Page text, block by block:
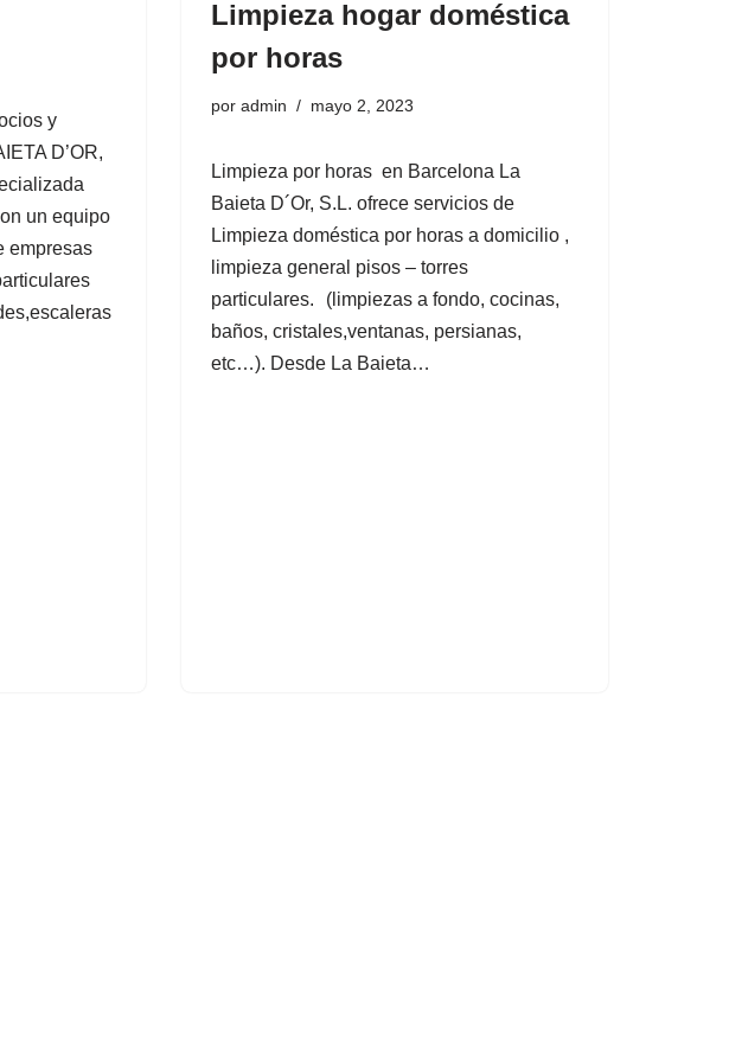
y
D’OR,
un equipo
empresas
Limpieza hogar doméstica
por horas
por admin mayo 2, 2023
Limpieza por horas en Barcelona La
Baieta D´Or, S.L. ofrece servicios de
Limpieza doméstica por horas a domicilio ,
limpieza general pisos – torres
particulares. (limpiezas a fondo, cocinas,
baños, cristales,ventanas, persianas,
etc…). Desde La Baieta…